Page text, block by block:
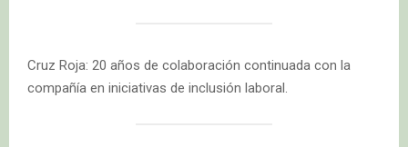
Cruz Roja: 20 años de colaboración continuada con la
compañía en iniciativas de inclusión laboral.